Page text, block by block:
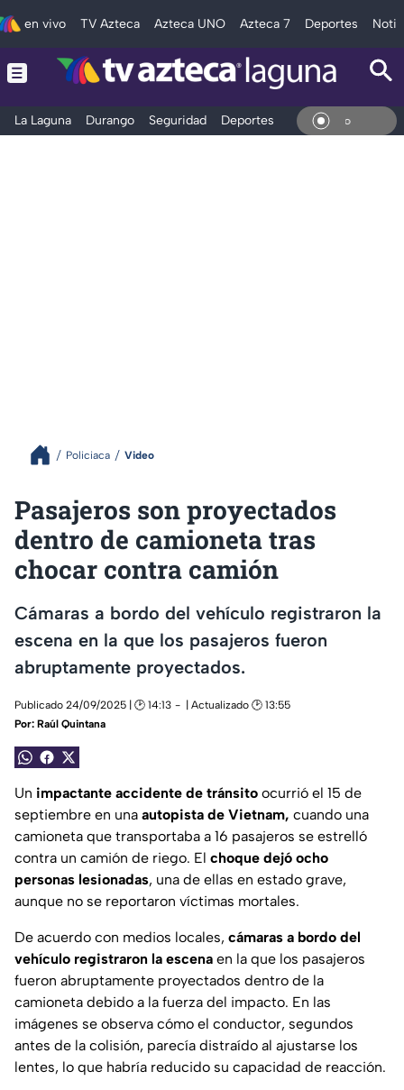
en vivo TV Azteca Azteca UNO Azteca 7 Deportes
La Laguna Durango Seguridad Deportes Entretenimiento En
Policiaca Video
Pasajeros son proyectados
dentro de camioneta tras
chocar contra camión
Cámaras a bordo del vehículo registraron la
escena en la que los pasajeros fueron
abruptamente proyectados.
Publicado 24/09/2025 | 🕑 14:13
| Actualizado 🕑 13:55
Por: Raúl Quintana
Un impactante accidente de tránsito ocurrió el 15 de
septiembre en una autopista de Vietnam, cuando una
camioneta que transportaba a 16 pasajeros se estrelló
contra un camión de riego. El choque dejó ocho
personas lesionadas, una de ellas en estado grave,
aunque no se reportaron víctimas mortales.
De acuerdo con medios locales, cámaras a bordo del
vehículo registraron la escena en la que los pasajeros
fueron abruptamente proyectados dentro de la
camioneta debido a la fuerza del impacto. En las
imágenes se observa cómo el conductor, segundos
antes de la colisión, parecía distraído al ajustarse los
lentes, lo que habría reducido su capacidad de reacción.